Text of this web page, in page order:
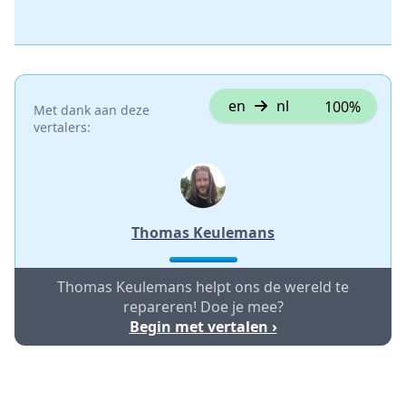
Met dank aan deze
vertalers:
en nl 100%
Thomas Keulemans
Thomas Keulemans helpt ons de wereld te
repareren! Doe je mee?
Begin met vertalen ›